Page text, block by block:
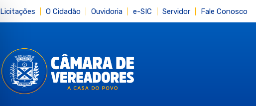
Licitações O Cidadão Ouvidoria e-SIC Servidor Fale Conosco